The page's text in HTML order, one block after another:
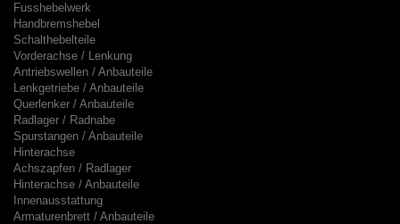
Fusshebelwerk
Handbremshebel
Schalthebelteile
Vorderachse / Lenkung
Antriebswellen / Anbauteile
Lenkgetriebe / Anbauteile
Querlenker / Anbauteile
Radlager / Radnabe
Spurstangen / Anbauteile
Hinterachse
Achszapfen / Radlager
Hinterachse / Anbauteile
Innenausstattung
Armaturenbrett / Anbauteile